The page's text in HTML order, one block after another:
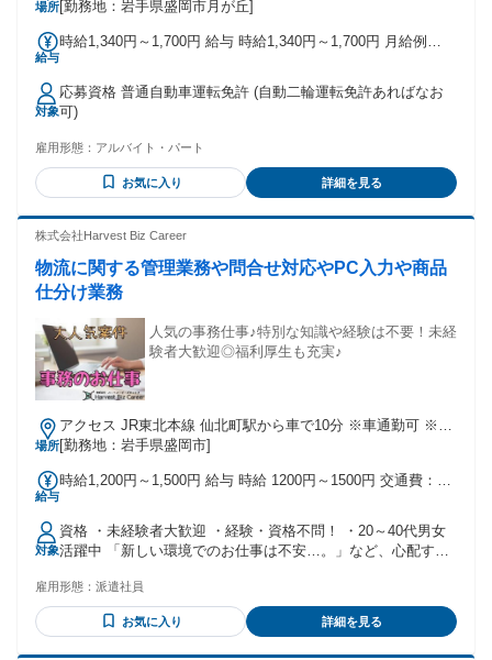
場所[勤務地：岩手県盛岡市月が丘]
給与
時給1,340円～1,700円 給与 時給1,340円～1,700円 月給例
対象
応募資格 普通自動車運転免許 (自動二輪運転免許あればなお
可)
雇用形態： アルバイト・パート
お気に入り 詳細を見る
株式会社Harvest Biz Career
物流に関する管理業務や問合せ対応やPC入力や商品
仕分け業務
人気の事務仕事♪特別な知識や経験は不要！未経
験者大歓迎◎福利厚生も充実♪
場所
アクセス JR東北本線 仙北町駅から車で10分 ※車通勤可 ※駐
車場利用可 ※派遣求人のため地図情報は市役所などの位置に
[勤務地：岩手県盛岡市]
給与
時給1,200円～1,500円 給与 時給 1200円～1500円 交通費：交
対象
資格 ・未経験者大歓迎 ・経験・資格不問！ ・20～40代男女
活躍中 「新しい環境でのお仕事は不安…。」など、心配する
んどなので安心してください♪ 365日年中快適に作業が出来ま
す★
雇用形態： 派遣社員
お気に入り 詳細を見る